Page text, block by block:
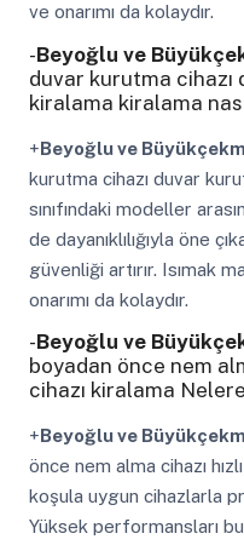
ve onarımı da kolaydır.
-Beyoğlu ve
duvar kurutma
kiralama kiralama
+Beyoğlu ve
kurutma cihazı duvar
sınıfındaki modeller
de dayanıklılığıyla öne
güvenliği artırır. Isımak
onarımı da kolaydır.
-Beyoğlu ve
boyadan önce nem
cihazı kiralama
+Beyoğlu ve
önce nem alma cihazı
koşula uygun cihazlarla
Yüksek performansları